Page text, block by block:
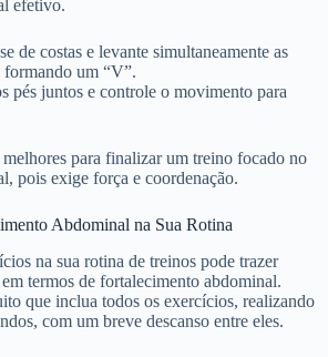
efetivo.
de costas e levante simultaneamente as
formando um “V”.
pés juntos e controle o movimento para
para finalizar um treino focado no
pois exige força e coordenação.
Abdominal na Sua Rotina
na sua rotina de treinos pode trazer
termos de fortalecimento abdominal.
que inclua todos os exercícios, realizando
com um breve descanso entre eles.